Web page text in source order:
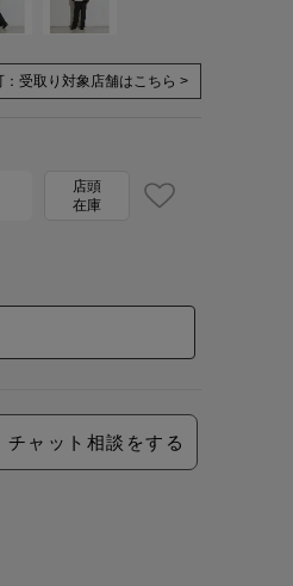
受取り対象店舗はこちら >
店頭
在庫
チャット相談をする